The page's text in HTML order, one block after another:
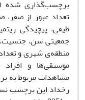
برچسب‌گذاری شده
تعداد عبور از صفر،
طیفی، پیچیدگی
جمعیتی سن،
منطقه‌ی شهری و
موسیقی‌ها و
رخداد این برچسب